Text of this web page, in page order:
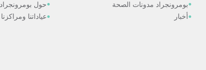
بومرونجراد مدونات الصحة
أخبار
حول بومرونجراد
عياداتنا ومراكزنا